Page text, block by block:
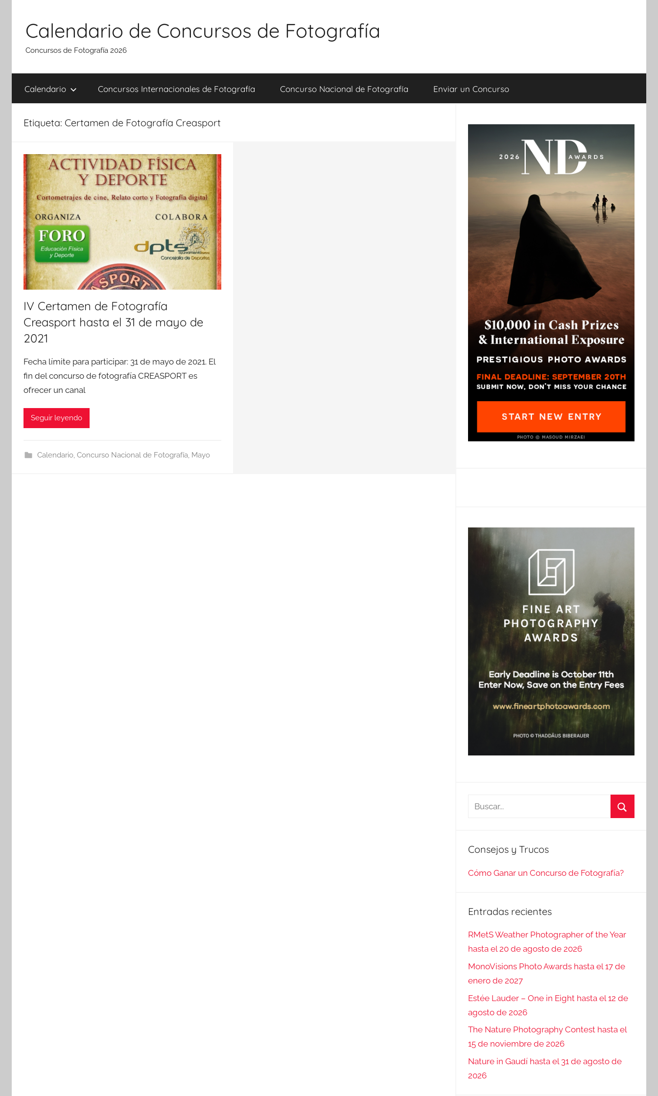
contenido
Calendario de Concursos de Fotografía
Concursos de Fotografía 2026
Calendario Concursos Internacionales de Fotografía Concurso Nacional de Fotografía Enviar un Concurso
Etiqueta: Certamen de Fotografía Creasport
IV Certamen de Fotografía
Creasport hasta el 31 de mayo de
2021
Fecha límite para participar: 31 de mayo de 2021. El
fin del concurso de fotografía CREASPORT es
ofrecer un canal
Seguir leyendo
Calendario, Concurso Nacional de Fotografía Mayo
Buscar:
Consejos y Trucos
Cómo Ganar un Concurso de Fotografía?
Entradas recientes
RMetS Weather Photographer of the Year
hasta el 20 de agosto de 2026
MonoVisions Photo Awards hasta el 17 de
enero de 2027
Estée Lauder – One in Eight hasta el 12 de
agosto de 2026
The Nature Photography Contest hasta el
15 de noviembre de 2026
Nature in Gaudí hasta el 31 de agosto de
2026